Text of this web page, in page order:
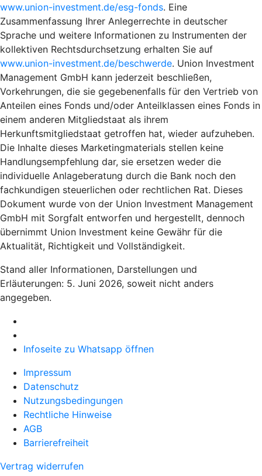
www.union-investment.de/esg-fonds. Eine
Zusammenfassung Ihrer Anlegerrechte in deutscher
Sprache und weitere Informationen zu Instrumenten der
kollektiven Rechtsdurchsetzung erhalten Sie auf
www.union-investment.de/beschwerde. Union Investment
Management GmbH kann jederzeit beschließen,
Vorkehrungen, die sie gegebenenfalls für den Vertrieb von
Anteilen eines Fonds und/oder Anteilklassen eines Fonds in
einem anderen Mitgliedstaat als ihrem
Herkunftsmitgliedstaat getroffen hat, wieder aufzuheben.
Die Inhalte dieses Marketingmaterials stellen keine
Handlungsempfehlung dar, sie ersetzen weder die
individuelle Anlageberatung durch die Bank noch den
fachkundigen steuerlichen oder rechtlichen Rat. Dieses
Dokument wurde von der Union Investment Management
GmbH mit Sorgfalt entworfen und hergestellt, dennoch
übernimmt Union Investment keine Gewähr für die
Aktualität, Richtigkeit und Vollständigkeit.
Stand aller Informationen, Darstellungen und
Erläuterungen: 5. Juni 2026, soweit nicht anders
angegeben.
Infoseite zu Whatsapp öffnen
Impressum
Datenschutz
Nutzungsbedingungen
Rechtliche Hinweise
AGB
Barrierefreiheit
Vertrag widerrufen